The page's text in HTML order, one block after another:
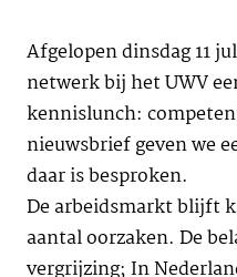
Afgelopen dinsdag 11
netwerk bij het UWV
kennislunch:
nieuwsbrief geven we
daar is besproken.
De arbeidsmarkt blijft
aantal oorzaken. De
vergrijzing; In